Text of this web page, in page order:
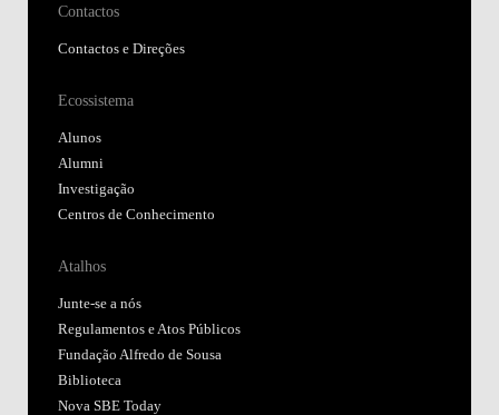
Contactos
Contactos e Direções
Ecossistema
Alunos
Alumni
Investigação
Centros de Conhecimento
Atalhos
Junte-se a nós
Regulamentos e Atos Públicos
Fundação Alfredo de Sousa
Biblioteca
Nova SBE Today